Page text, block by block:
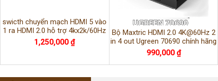
swicth chuyển mạch HDMI 5 vào
1 ra HDMI 2.0 hỗ trợ 4kx2k/60Hz
chính hãng Ugreen 50710
1,250,000 ₫
Bộ Maxtric HDMI 2.0 4K@60Hz 2
in 4 out Ugreen 70690 chính hãng
990,000 ₫